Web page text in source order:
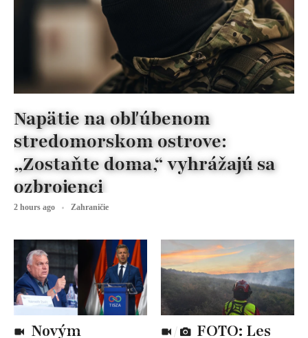
Napätie na obľúbenom
stredomorskom ostrove:
„Zostaňte doma,“ vyhrážajú sa
ozbrojenci
2 hours ago Zahraničie